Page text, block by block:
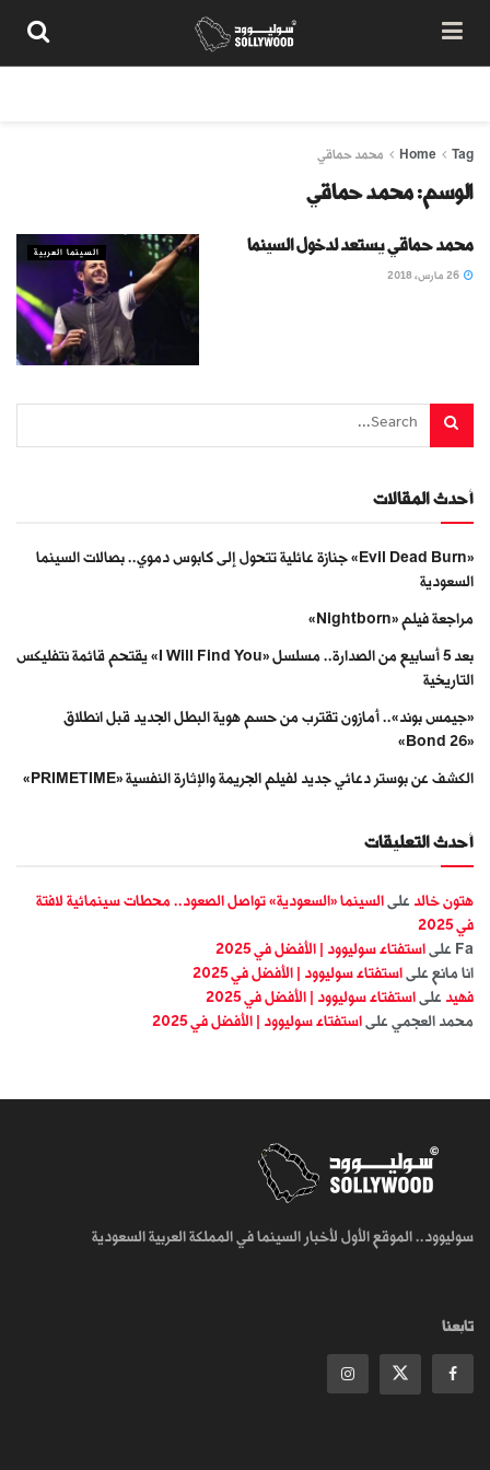
Home Tag محمد حماقي
الوسم:محمد حماقي
السينما العربية محمد حماقي يستعد لدخول السينما
أحدث المقالات
«Evil Dead Burn» جنازة عائلية تتحول إلى كابوس دموي.. بصالات السينما
السعودية
مراجعة فيلم «Nightborn»
بعد 5 أسابيع من الصدارة.. مسلسل «I Will Find You» يقتحم قائمة نتفليكس
التاريخية
«جيمس بوند».. أمازون تقترب من حسم هوية البطل الجديد قبل انطلاق
«Bond 26»
الكشف عن بوستر دعائي جديد لفيلم الجريمة والإثارة النفسية «PRIMETIME»
أحدث التعليقات
هتون خالد على السينما «السعودية» تواصل الصعود.. محطات سينمائية لافتة
في 2025
Fa على استفتاء سوليوود | الأفضل في 2025
انا مانع على استفتاء سوليوود | الأفضل في 2025
فهيد على استفتاء سوليوود | الأفضل في 2025
محمد العجمي على استفتاء سوليوود | الأفضل في 2025
سوليوود.. الموقع الأول لأخبار السينما في المملكة العربية السعودية
تابعنا